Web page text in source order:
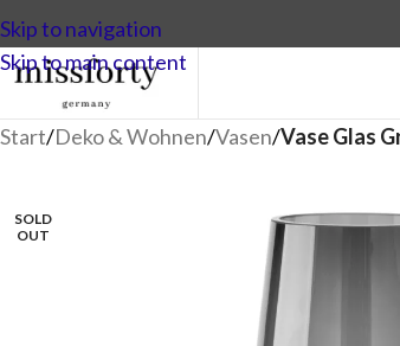
Skip to navigation
Skip to main content
Start/Deko & Wohnen/Vasen/Vase Glas
SOLD
OUT